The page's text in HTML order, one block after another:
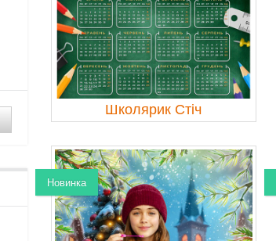
Школярик Стіч
Новинка